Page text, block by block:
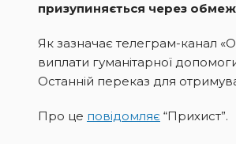
призупиняється через
Як зазначає телеграм-канал
виплати гуманітарної
Останній переказ для
Про це повідомляє “Прихист”.